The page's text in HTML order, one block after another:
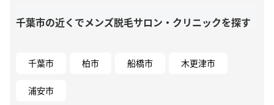
千葉市の近くでメンズ脱毛サロン・クリニックを探す
千葉市 柏市 船橋市 木更津市
浦安市